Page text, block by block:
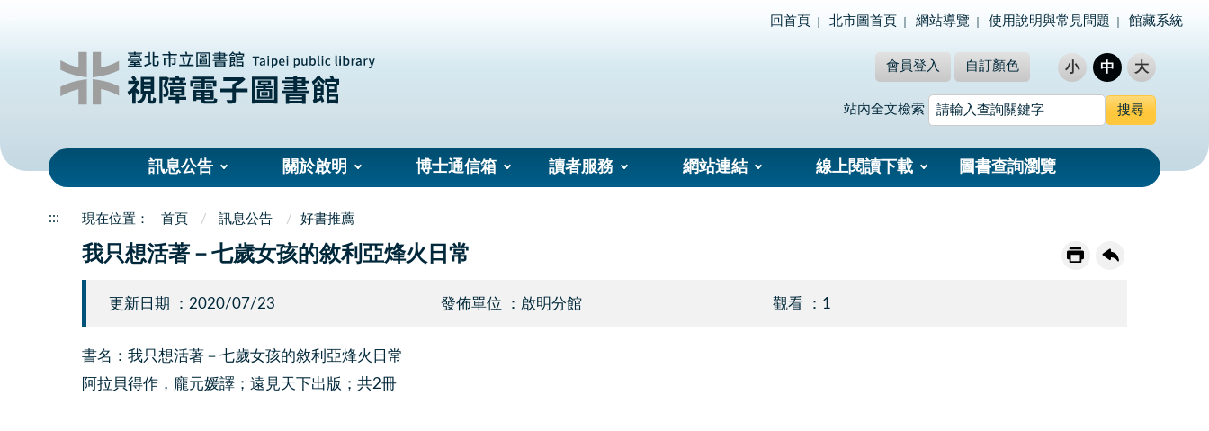
回首頁 北市圖首頁 網站導覽 使用說明與常見問題 館藏系統
會員登入 自訂顏色 小 中 大
站內全文檢索
訊息公告 關於啟明 博士通信箱 讀者服務 網站連結 線上閱讀下載 圖書查詢瀏覽
::: 首頁 訊息公告 好書推薦
我只想活著－七歲女孩的敘利亞烽火日常
更新日期 ：2020/07/23 發佈單位 ：啟明分館 觀看 ：1
書名：我只想活著－七歲女孩的敘利亞烽火日常
阿拉貝得作，龐元媛譯；遠見天下出版；共2冊